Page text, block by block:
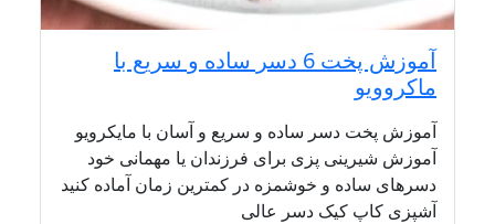
آموزش پخت 6 دسر ساده و سریع با
ماکروویو
آموزش پخت دسر ساده و سریع و آسان با مایکرویو
آموزش شیرینی پزی برای فرزندان یا مهمانی خود
دسرهای ساده و خوشمزه در کمترین زمان آماده کنید
آشپزی کاپ کیک دسر عالی